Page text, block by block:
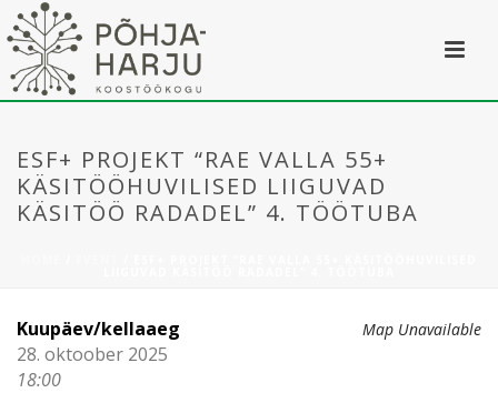
ESF+ PROJEKT “RAE VALLA 55+
KÄSITÖÖHUVILISED LIIGUVAD
KÄSITÖÖ RADADEL” 4. TÖÖTUBA
Map Unavailable
Kuupäev/kellaaeg
28. oktoober 2025
18:00